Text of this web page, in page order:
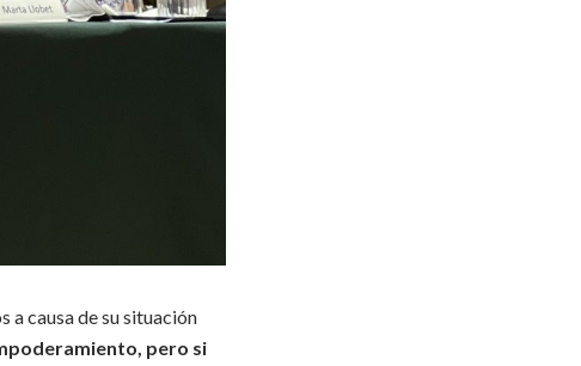
a causa de su situación
pero si